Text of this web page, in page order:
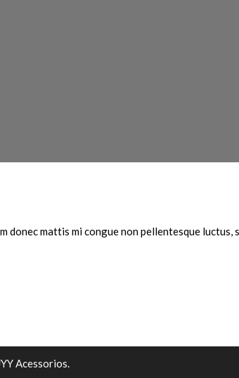
donec mattis mi congue non pellentesque
Acessorios.